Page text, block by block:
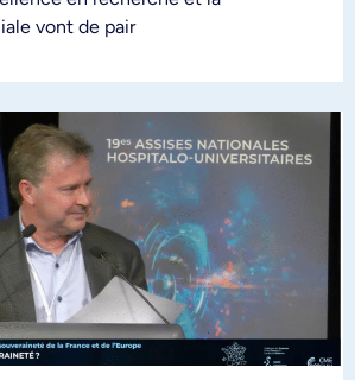
vont de pair